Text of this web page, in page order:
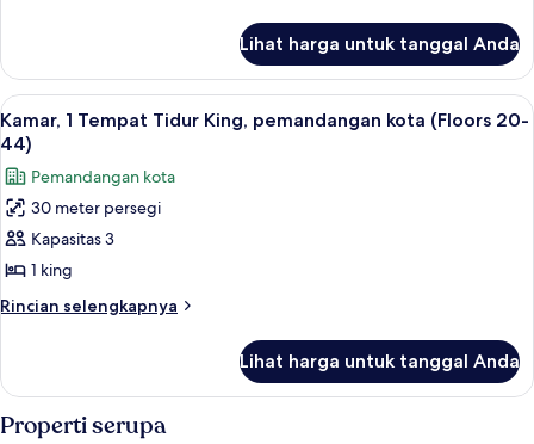
Queen
Kamar,
Tempat
Tidur
Queen
Lihat harga untuk tanggal Anda
Lihat
semua
foto
untuk
Kamar,
1
Tempat
Tidur
kota
20-
Seprai antialergi, brankas, meja
8
Kamar, 1 Tempat Tidur King, pemandangan kota (Floors 20-
44)
Pemandangan kota
30 meter persegi
Kapasitas 3
1 king
Rincian selengkapnya
Rincian
Kamar,
1
Tempat
Lihat harga untuk tanggal Anda
Properti serupa